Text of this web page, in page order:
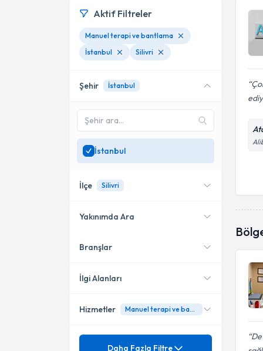
Aktif Filtreler
Manuel terapi ve bantlama
İstanbul
Silivri
Şehir İstanbul
İstanbul
İlçe Silivri
Ataşehir
Şişli
Yakınımda Ara
Konumuma yakın uzmanları
Branşlar
Fizyoterapi
İlgi Alanları
3D Schroth Terapi
Hizmetler Manuel terapi ve bantlama
Mezuniyet
Daha Fazla Filtre